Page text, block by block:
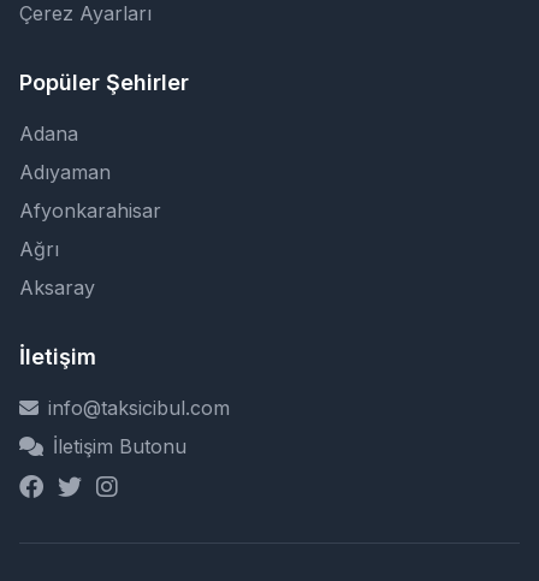
Çerez Ayarları
Popüler Şehirler
Adana
Adıyaman
Afyonkarahisar
Ağrı
Aksaray
İletişim
info@taksicibul.com
İletişim Butonu